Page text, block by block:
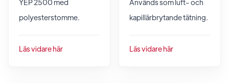
YEP 2500 med
polyesterstomme.
Läs vidare här
Används som luft- och
kapillärbrytande tätning.
Läs vidare här